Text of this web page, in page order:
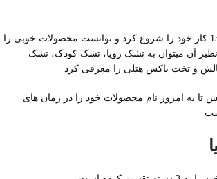
شرکت رویا از سال 1363 کار خود را شروع کرد و توانست محصولات خوبی را
نظیر آن میتوان به تشک رویا، تشک کودک، تشک
و تخت باکس هتلی را معرفی کرد
تا به امروز نام محصولات خود را در زمان های